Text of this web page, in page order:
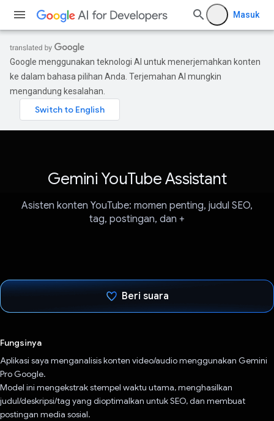
Masuk
Google menggunakan teknologi AI untuk menerjemahkan konten
ke dalam bahasa pilihan Anda. Terjemahan AI mungkin
mengandung kesalahan.
Gemini YouTube Assistant
Asisten konten YouTube: momen penting, judul SEO,
tag, postingan, dan +
Beri suara
Fungsinya
Aplikasi saya menganalisis konten video/audio menggunakan Gemini
Pro Google.
Model ini mengekstrak stempel waktu utama, menghasilkan
judul/deskripsi/tag yang dioptimalkan untuk SEO, dan membuat
postingan media sosial.